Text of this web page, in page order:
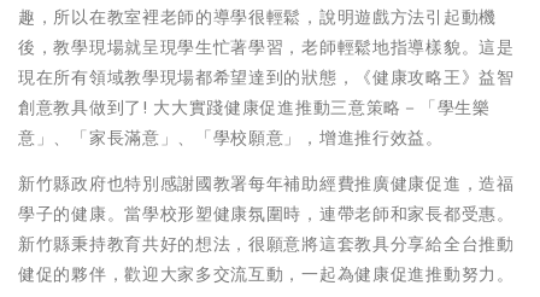
趣，所以在教室裡老師的導學很輕鬆，說明遊戲方法引起動機
後，教學現場就呈現學生忙著學習，老師輕鬆地指導樣貌。這是
現在所有領域教學現場都希望達到的狀態，《健康攻略王》益智
創意教具做到了! 大大實踐健康促進推動三意策略－「學生樂
意」、「家長滿意」、「學校願意」，增進推行效益。
新竹縣政府也特別感謝國教署每年補助經費推廣健康促進，造福
學子的健康。當學校形塑健康氛圍時，連帶老師和家長都受惠。
新竹縣秉持教育共好的想法，很願意將這套教具分享給全台推動
健促的夥伴，歡迎大家多交流互動，一起為健康促進推動努力。